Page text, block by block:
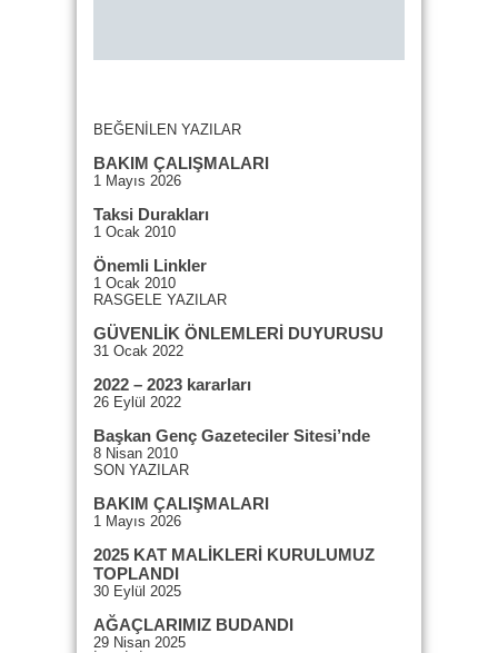
BEĞENİLEN YAZILAR
BAKIM ÇALIŞMALARI
1 Mayıs 2026
Taksi Durakları
1 Ocak 2010
Önemli Linkler
1 Ocak 2010
RASGELE YAZILAR
GÜVENLİK ÖNLEMLERİ DUYURUSU
31 Ocak 2022
2022 – 2023 kararları
26 Eylül 2022
Başkan Genç Gazeteciler Sitesi’nde
8 Nisan 2010
SON YAZILAR
BAKIM ÇALIŞMALARI
1 Mayıs 2026
2025 KAT MALİKLERİ KURULUMUZ
TOPLANDI
30 Eylül 2025
AĞAÇLARIMIZ BUDANDI
29 Nisan 2025